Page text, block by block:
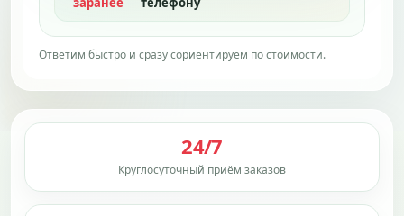
Ответим быстро и сразу сориентируем по стоимости.
24/7
Круглосуточный приём заказов